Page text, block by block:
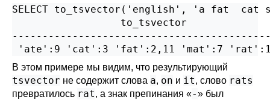
SELECT to_tsvector('english', 'a fat
                  to_tsvector
В этом примере мы видим, что результирующий
tsvector не содержит слова a, on и it, слово rats
превратилось rat, а знак препинания «-» был